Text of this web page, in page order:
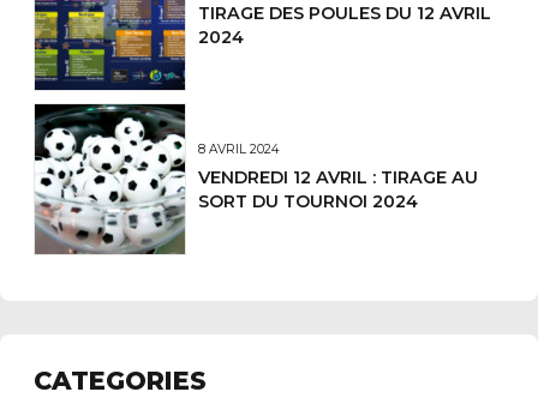
TIRAGE DES POULES DU 12 AVRIL
2024
8 AVRIL 2024
VENDREDI 12 AVRIL : TIRAGE AU
SORT DU TOURNOI 2024
CATEGORIES